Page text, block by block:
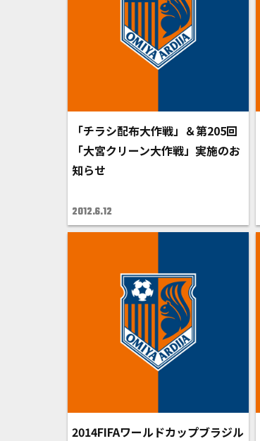
「チラシ配布大作戦」＆第205回
「大宮クリーン大作戦」実施のお
知らせ
2012.6.12
2014FIFAワールドカップブラジル